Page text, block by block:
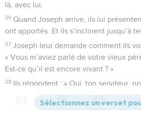
là, avec lui.
26 Quand Joseph arrive, ils lui
ont apportés. Et ils s’inclinent jusqu’à
27 Joseph leur demande comment ils
« Vous m’aviez parlé de votre vieux
Est-ce qu’il est encore vivant ? »
28 Ils répondent : « Oui, ton serviteur,
est encore vivant. » Ils s’inclinent de
Puis Joseph voit Benjamin, son frère,
Versions Commentaires